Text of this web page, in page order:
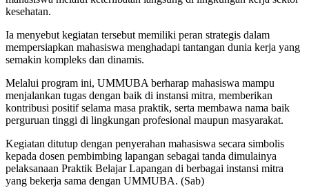
kesehatan.
Ia menyebut kegiatan tersebut memiliki peran strategis dalam
mempersiapkan mahasiswa menghadapi tantangan dunia kerja yang
semakin kompleks dan dinamis.
Melalui program ini, UMMUBA berharap mahasiswa mampu
menjalankan tugas dengan baik di instansi mitra, memberikan
kontribusi positif selama masa praktik, serta membawa nama baik
perguruan tinggi di lingkungan profesional maupun masyarakat.
Kegiatan ditutup dengan penyerahan mahasiswa secara simbolis
kepada dosen pembimbing lapangan sebagai tanda dimulainya
pelaksanaan Praktik Belajar Lapangan di berbagai instansi mitra
yang bekerja sama dengan UMMUBA. (Sab)